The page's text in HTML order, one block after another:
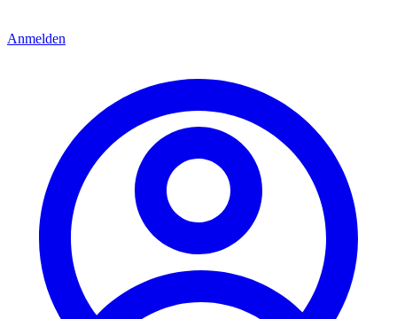
Anmelden